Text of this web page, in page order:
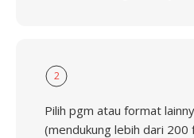
2
Pilih pgm atau format
(mendukung lebih dari 200